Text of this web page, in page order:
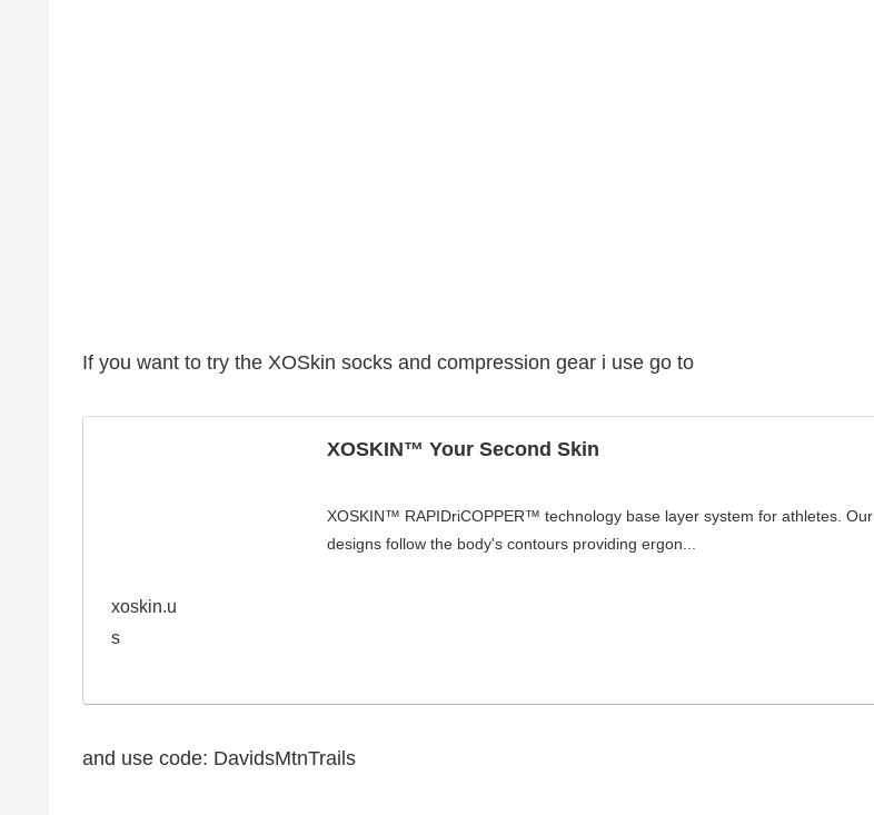
If you want to try the XOSkin socks and compression gear i use go to
XOSKIN™ Your Second Skin
XOSKIN™ RAPIDriCOPPER™ technology base layer system for athletes. Our
designs follow the body's contours providing ergon...
xoskin.u
s
and use code: DavidsMtnTrails